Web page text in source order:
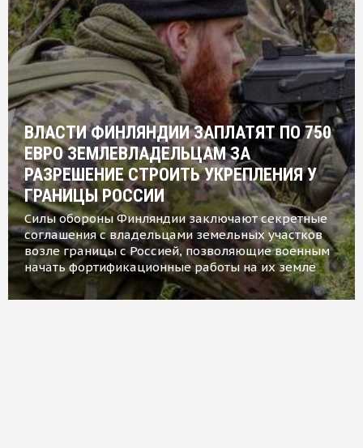
ВЛАСТИ ФИНЛЯНДИИ ЗАПЛАТЯТ ПО 750
ЕВРО ЗЕМЛЕВЛАДЕЛЬЦАМ ЗА
РАЗРЕШЕНИЕ СТРОИТЬ УКРЕПЛЕНИЯ У
ГРАНИЦЫ РОССИИ
Силы обороны Финляндии заключают секретные
соглашения с владельцами земельных участков
возле границы с Россией, позволяющие военным
начать фортификационные работы на их земле